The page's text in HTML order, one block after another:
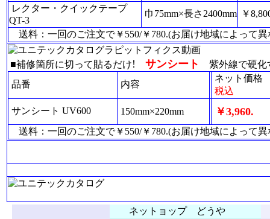
レクター・クイックテープ
QT-3
巾75mm×長さ2400mm
￥
送料：一回のご注文で￥550/￥780.(お届け地域によって
■補修箇所に切って貼るだけ! サンシート
紫外線で硬化
品番
内容
ネット価格
税込
サンシート UV600
150mm×220mm ￥3,960.
送料：一回のご注文で￥550/￥780.(お届け地域によって
ネットョップ どうや